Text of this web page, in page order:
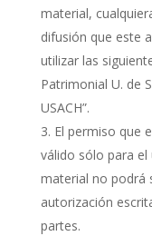
material,
difusión que este
utilizar las
Patrimonial U. de
USACH”.
El permiso que
válido sólo para el
material no podrá
autorización
partes.